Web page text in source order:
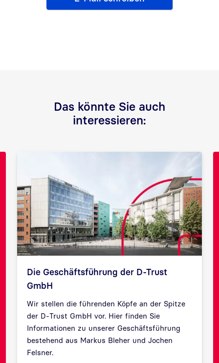
Das könnte Sie auch
interessieren:
Zurück
Die Geschäftsführung der D-Trust
GmbH
Wir stellen die führenden Köpfe an der Spitze
der D-Trust GmbH vor. Hier finden Sie
Informationen zu unserer Geschäftsführung
bestehend aus Markus Bleher und Jochen
Felsner.